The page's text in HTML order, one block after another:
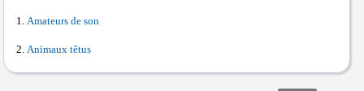
Amateurs de son
Animaux têtus